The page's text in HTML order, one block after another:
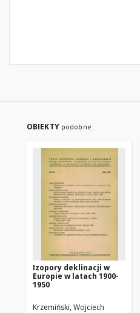
OBIEKTY podobne
Izopory deklinacji w
Europie w latach 1900-
1950
Krzemiński, Wojciech